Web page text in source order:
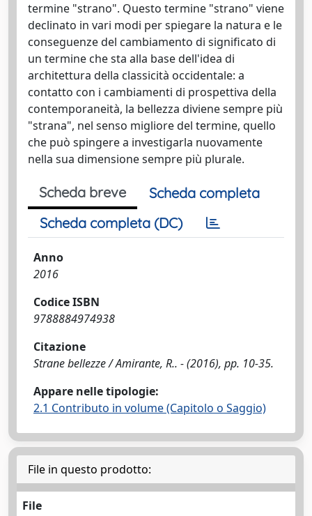
termine "strano". Questo termine "strano" viene
declinato in vari modi per spiegare la natura e le
conseguenze del cambiamento di significato di
un termine che sta alla base dell'idea di
architettura della classicità occidentale: a
contatto con i cambiamenti di prospettiva della
contemporaneità, la bellezza diviene sempre più
"strana", nel senso migliore del termine, quello
che può spingere a investigarla nuovamente
nella sua dimensione sempre più plurale.
Scheda breve
Scheda completa
Scheda completa (DC)
Anno
2016
Codice ISBN
9788884974938
Citazione
Strane bellezze / Amirante, R.. - (2016), pp. 10-35.
Appare nelle tipologie:
2.1 Contributo in volume (Capitolo o Saggio)
File in questo prodotto:
File